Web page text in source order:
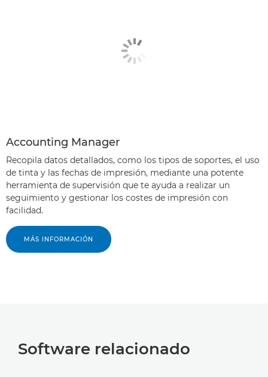
Accounting Manager
Recopila datos detallados, como los tipos de soportes, el uso
de tinta y las fechas de impresión, mediante una potente
herramienta de supervisión que te ayuda a realizar un
seguimiento y gestionar los costes de impresión con
facilidad.
MÁS INFORMACIÓN
Software relacionado